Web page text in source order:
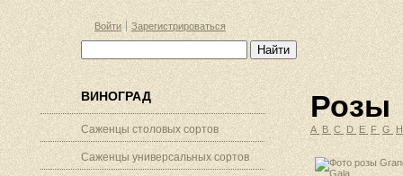
Войти Зарегистрироваться
ВИНОГРАД
Саженцы столовых сортов
Саженцы универсальных сортов
Розы
A B C D E F G